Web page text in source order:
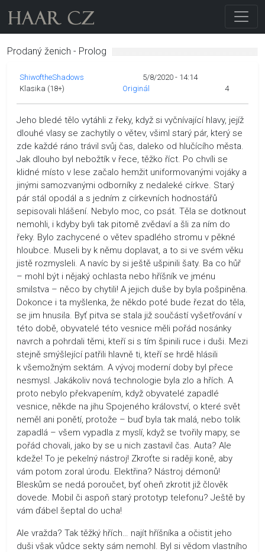
Prodaný ženich - Prolog
ShiwoftheShadows
5/8/2020 - 14:14
Klasika (18+)
Originál 4
Jeho bledé tělo vytáhli z řeky, když si vyčnívající hlavy, jejíž
dlouhé vlasy se zachytily o větev, všiml starý pár, který se
zde každé ráno trávil svůj čas, daleko od hlučícího města.
Jak dlouho byl nebožtík v řece, těžko říct. Po chvíli se
klidné místo v lese začalo hemžit uniformovanými vojáky a
jinými samozvanými odborníky z nedaleké církve. Starý
pár stál opodál a s jedním z církevních hodnostářů
sepisovali hlášení. Nebylo moc, co psát. Těla se dotknout
nemohli, i kdyby byli tak pitomě zvědaví a šli za ním do
řeky. Bylo zachycené o větev spadlého stromu v pěkné
hloubce. Museli by k němu doplavat, a to si ve svém věku
jistě rozmysleli. A navíc by si ještě ušpinili šaty. Ba co hůř
– mohl být i nějaký ochlasta nebo hříšník ve jménu
smilstva – něco by chytili! A jejich duše by byla pošpiněna.
Dokonce i ta myšlenka, že někdo poté bude řezat do těla,
se jim hnusila. Byť pitva se stala již součástí vyšetřování v
této době, obyvatelé této vesnice měli pořád nosánky
navrch a pohrdali těmi, kteří si s tím špinili ruce i duši. Mezi
stejně smýšlející patřili hlavně ti, kteří se hrdě hlásili
k všemožným sektám. A vývoj moderní doby byl přece
nesmysl. Jakákoliv nová technologie byla zlo a hřích. A
proto nebylo překvapením, když obyvatelé zapadlé
vesnice, někde na jihu Spojeného království, o které svět
neměl ani ponětí, protože – buď byla tak malá, nebo tolik
zapadlá – všem vypadla z myslí, když se tvořily mapy, se
pořád chovali, jako by se u nich zastavil čas. Auta? Ale
kdeže! To je pekelný nástroj! Zkroťte si raději koně, aby
vám potom zoral úrodu. Elektřina? Nástroj démonů!
Bleskům se nedá poroučet, byť oheň zkrotit již člověk
dovede. Mobil či aspoň starý prototyp telefonu? Ještě by
vám ďábel šeptal do ucha!
Ale vražda? Tak těžký hřích… najít hříšníka a očistit jeho
duši však vůdce sekty sám nemohl. Byl si vědom vlastního